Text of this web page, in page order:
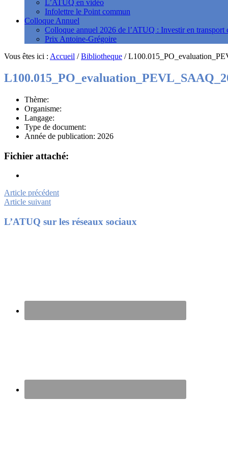
L’ATUQ en vidéo
Infolettre le Point commun
Colloque Annuel
Colloque annuel 2026 de l’ATUQ : Investir en transport
Prix Antoine-Grégoire
Vous êtes ici : Accueil /Bibliotheque /
Thème:
Organisme:
Langage:
Type de document:
Année de publication: 2026
Fichier attaché:
Article précédent
Article suivant
Footer
L’ATUQ sur les réseaux sociaux